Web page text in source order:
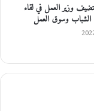
وزير العمل في لقاء
وسوق العمل